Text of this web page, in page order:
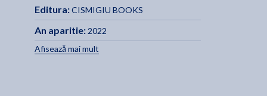
Editura:CISMIGIU BOOKS
An aparitie:2022
Afisează mai mult